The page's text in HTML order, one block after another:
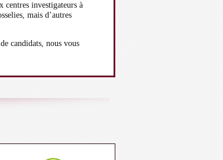
centres investigateurs à
mais d’autres
candidats, nous vous